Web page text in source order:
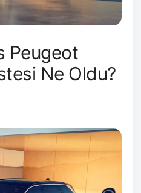
Peugeot
Ne Oldu?